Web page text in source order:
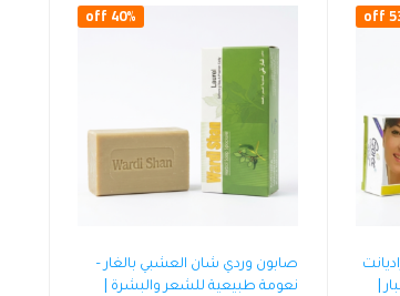
|
40% off
صابون وردي شان العشبي بالغار –
نعومة طبيعية للشعر والبشرة |